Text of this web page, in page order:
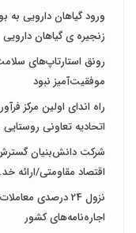
ورود گیاهان دارویی به
زنجیره ی گیاهان دارویی
رونق استارتاپ‌های
موفقیت‌آمیز نبود
راه اندای اولین مرکز
اتحادیه تعاونی
شرکت دانش‌بنیان
اقتصاد مقاومتی/ارائه
اجاره‌نامه‌های کشور